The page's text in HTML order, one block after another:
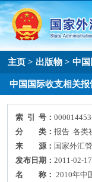
主页 > 出版物 >中
中国国际收支相关报
索 引 号：
分 类：报告 各类
来 源： 国家外汇
发布日期：2011-02-17
名 称： 2010年中